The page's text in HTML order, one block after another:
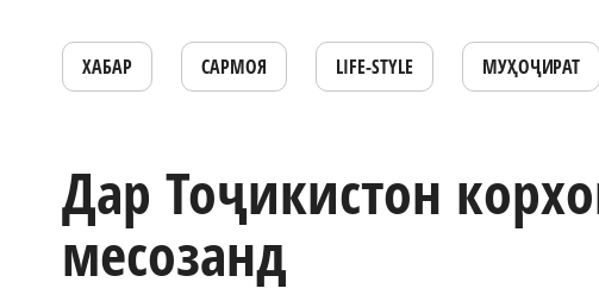
ХАБАР САРМОЯ LIFE-STYLE МУҲОҶИРАТ
Дар Тоҷикистон
месозанд